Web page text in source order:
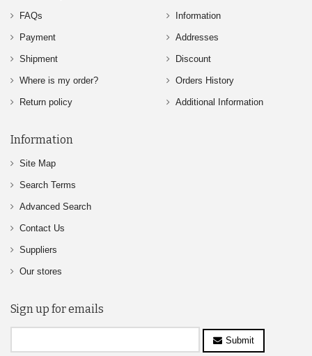
FAQs
Payment
Shipment
Where is my order?
Return policy
Information
Addresses
Discount
Orders History
Additional Information
Information
Site Map
Search Terms
Advanced Search
Contact Us
Suppliers
Our stores
Sign up for emails
Submit